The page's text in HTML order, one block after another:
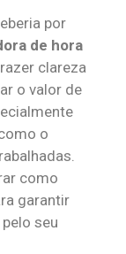
por
de hora
clareza
o valor de
o
como
garantir
seu